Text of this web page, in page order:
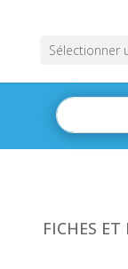
Sélectionner
FICHES ET